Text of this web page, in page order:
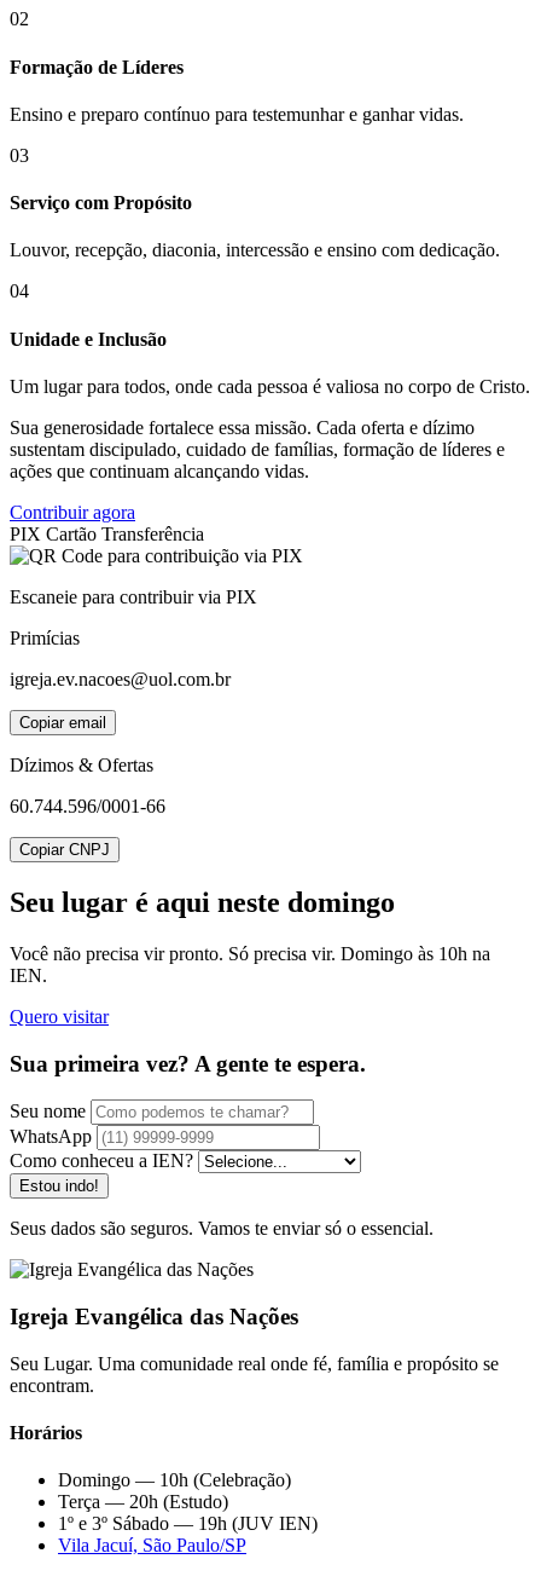
02
Formação de Líderes
Ensino e preparo contínuo para testemunhar e ganhar vidas.
03
Serviço com Propósito
Louvor, recepção, diaconia, intercessão e ensino com dedicação.
04
Unidade e Inclusão
Um lugar para todos, onde cada pessoa é valiosa no corpo de Cristo.
Sua generosidade fortalece essa missão. Cada oferta e dízimo
sustentam discipulado, cuidado de famílias, formação de líderes e
ações que continuam alcançando vidas.
Contribuir agora
PIX Cartão Transferência
Escaneie para contribuir via PIX
Primícias
igreja.ev.nacoes@uol.com.br
Copiar email
Dízimos & Ofertas
60.744.596/0001-66
Copiar CNPJ
Seu lugar é aqui neste domingo
Você não precisa vir pronto. Só precisa vir. Domingo às 10h na
IEN.
Quero visitar
Sua primeira vez? A gente te espera.
Seu nome
WhatsApp
Como conheceu a IEN?
Estou indo!
Seus dados são seguros. Vamos te enviar só o essencial.
Igreja Evangélica das Nações
Seu Lugar. Uma comunidade real onde fé, família e propósito se
encontram.
Horários
Domingo — 10h (Celebração)
Terça — 20h (Estudo)
1º e 3º Sábado — 19h (JUV IEN)
Vila Jacuí, São Paulo/SP